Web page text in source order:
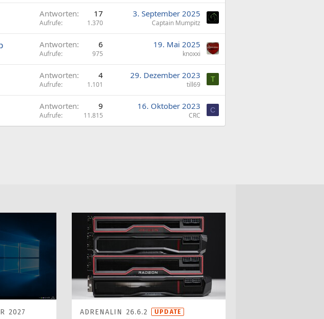
Antworten 17
Aufrufe 1.370
3. September 2025
Captain Mumpitz
Antworten 6
Aufrufe 975
19. Mai 2025
knoxxi
Antworten 4
Aufrufe 1.101
29. Dezember 2023
till69
T
Antworten 9
Aufrufe 11.815
16. Oktober 2023
CRC
C
2027 ADRENALIN 26.6.2 UPDATE